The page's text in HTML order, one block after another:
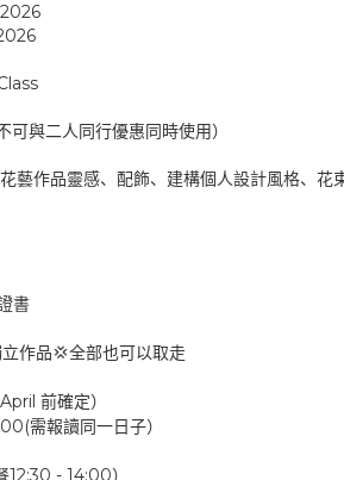
不可與二人同行優惠同時使用）
花藝作品靈感、配飾、建構個人設計風格、花
書
作品💢全部也可以取走
前確定）
需報讀同一日子）
12:30 - 14:00）